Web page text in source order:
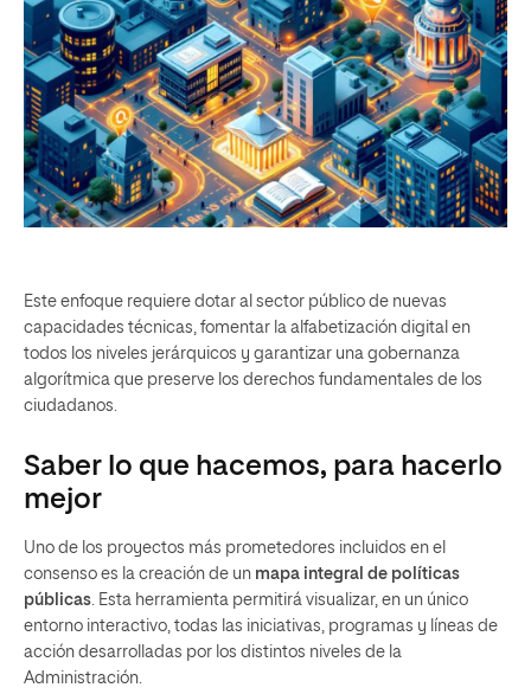
Este enfoque requiere dotar al sector público de nuevas
capacidades técnicas, fomentar la alfabetización digital en
todos los niveles jerárquicos y garantizar una gobernanza
algorítmica que preserve los derechos fundamentales de los
ciudadanos.
Saber lo que hacemos, para hacerlo
mejor
Uno de los proyectos más prometedores incluidos en el
consenso es la creación de un mapa integral de políticas
públicas. Esta herramienta permitirá visualizar, en un único
entorno interactivo, todas las iniciativas, programas y líneas de
acción desarrolladas por los distintos niveles de la
Administración.